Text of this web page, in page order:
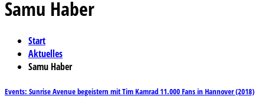
Samu Haber
Start
Aktuelles
Samu Haber
Events: Sunrise Avenue begeistern mit Tim Kamrad 11.000 Fans in Hannover (2018)